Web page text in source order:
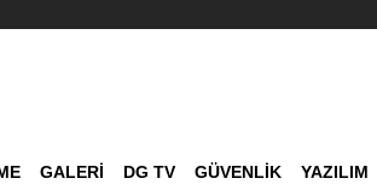
GALERI DG TV GÜVENLIK YAZILIM